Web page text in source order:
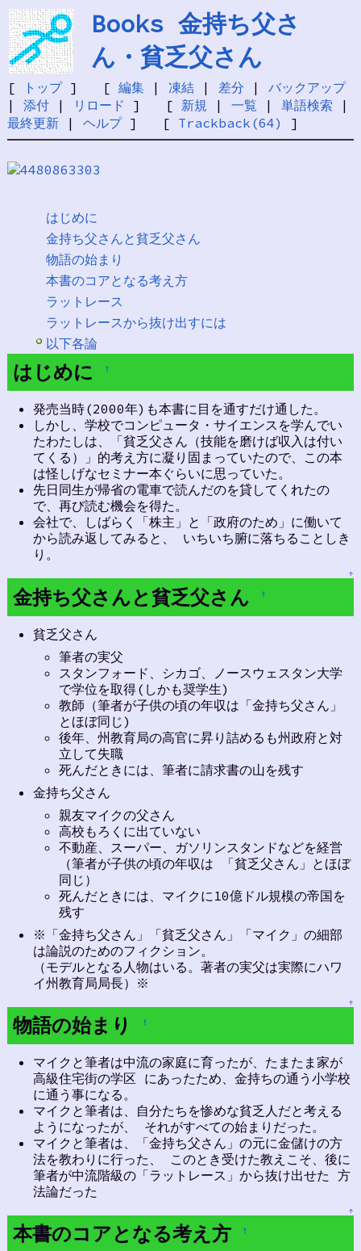
Books 金持ち父さ
ん・貧乏父さん
[ トップ] [ 編集| 凍結| 差分 | バックアップ
| 添付| リロード ] [ 新規 | 一覧 | 単語検索 |
最終更新| ヘルプ] [ Trackback(64) ]
はじめに
金持ち父さんと貧乏父さん
物語の始まり
本書のコアとなる考え方
ラットレース
ラットレースから抜け出すには
以下各論
はじめに †
発売当時(2000年)も本書に目を通すだけ通した。
しかし、学校でコンピュータ・サイエンスを学んでい
たわたしは、「貧乏父さん（技能を磨けば収入は付い
てくる）」的考え方に凝り固まっていたので、この本
は怪しげなセミナー本ぐらいに思っていた。
先日同生が帰省の電車で読んだのを貸してくれたの
で、再び読む機会を得た。
会社で、しばらく「株主」と「政府のため」に働いて
から読み返してみると、 いちいち腑に落ちることしき
り。
↑
金持ち父さんと貧乏父さん †
貧乏父さん
筆者の実父
スタンフォード、シカゴ、ノースウェスタン大学
で学位を取得(しかも奨学生)
教師（筆者が子供の頃の年収は「金持ち父さん」
とほぼ同じ)
後年、州教育局の高官に昇り詰めるも州政府と対
立して失職
死んだときには、筆者に請求書の山を残す
金持ち父さん
親友マイクの父さん
高校もろくに出ていない
不動産、スーパー、ガソリンスタンドなどを経営
（筆者が子供の頃の年収は 「貧乏父さん」とほぼ
同じ）
死んだときには、マイクに10億ドル規模の帝国を
残す
※「金持ち父さん」「貧乏父さん」「マイク」の細部
は論説のためのフィクション。
（モデルとなる人物はいる。著者の実父は実際にハワ
イ州教育局局長）※
↑
物語の始まり †
マイクと筆者は中流の家庭に育ったが、たまたま家が
高級住宅街の学区 にあったため、金持ちの通う小学校
に通う事になる。
マイクと筆者は、自分たちを惨めな貧乏人だと考える
ようになったが、 それがすべての始まりだった。
マイクと筆者は、「金持ち父さん」の元に金儲けの方
法を教わりに行った、 このとき受けた教えこそ、後に
筆者が中流階級の「ラットレース」から抜け出せた 方
法論だった
↑
本書のコアとなる考え方 †